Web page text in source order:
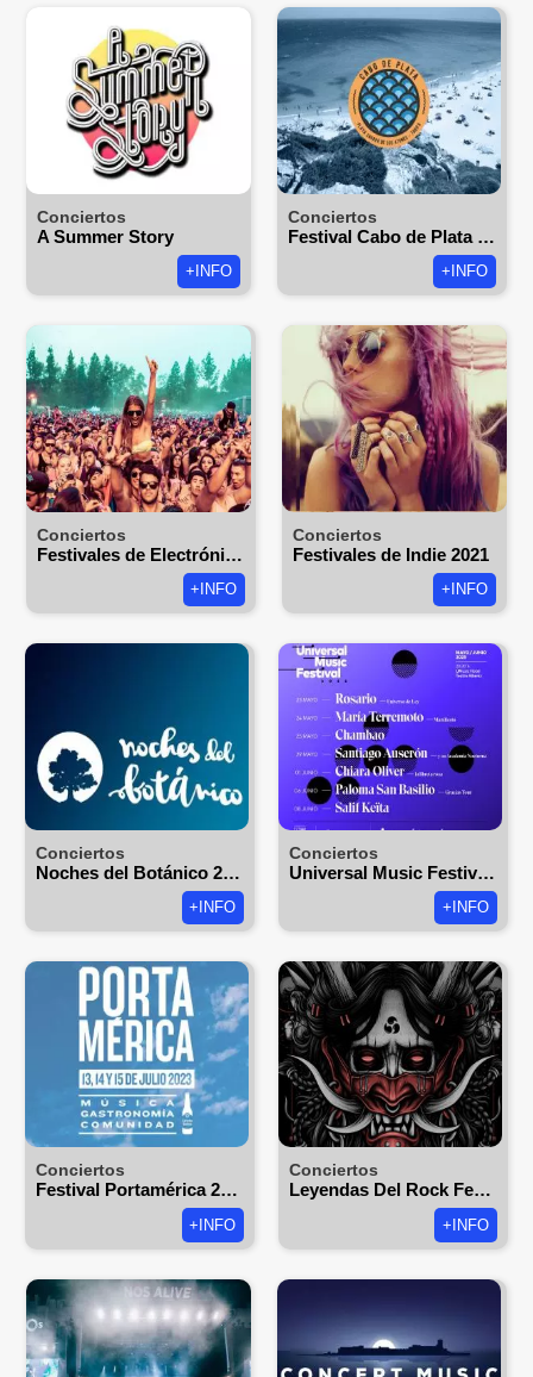
Conciertos
A Summer Story
+INFO
Conciertos
Festival Cabo de Plata 2026
+INFO
Conciertos
Festivales de Electrónica 2021
+INFO
Conciertos
Festivales de Indie 2021
+INFO
Conciertos
Noches del Botánico 2026
+INFO
Conciertos
Universal Music Festival 2026
+INFO
Conciertos
Festival Portamérica 2026
+INFO
Conciertos
Leyendas Del Rock Festival 2026
+INFO